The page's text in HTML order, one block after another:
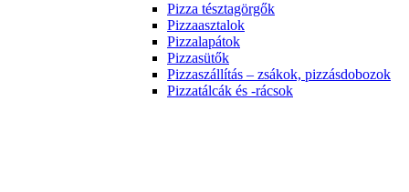
Pizza tésztagörgők
Pizzaasztalok
Pizzalapátok
Pizzasütők
Pizzaszállítás – zsákok, pizzásdobozok
Pizzatálcák és -rácsok